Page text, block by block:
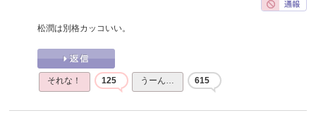
松潤は別格カッコいい。
それな！ 125 うーん… 615